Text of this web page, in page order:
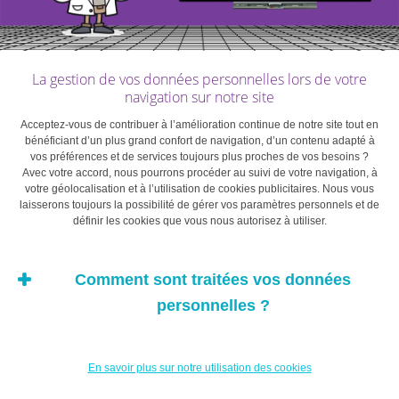
beaucoup trop grand ou un placement peu rentable,
simplement parce qu’ils y sont attachés. Même si une
réorganisation patrimoniale en fin de carrière peut être
judicieuse, l’affectif domine souvent la raison.
Solution: Pour éviter l’effet de dotation, considérez votre
patrimoine comme si ce n’était pas le vôtre. Prendriez-
vous les mêmes décisions financières si vous deviez
gérer ce patrimoine pour le compte d’un tiers?
Pour éviter l’effet de
dotation, considérez
votre patrimoine comme
La gestion de vos données personnelles lors de votre
navigation sur notre site
Acceptez-vous de contribuer à l’amélioration continue de notre site tout en
bénéficiant d’un plus grand confort de navigation, d’un contenu adapté à
vos préférences et de services toujours plus proches de vos besoins ?
Avec votre accord, nous pourrons procéder au suivi de votre navigation, à
votre géolocalisation et à l’utilisation de cookies publicitaires. Nous vous
laisserons toujours la possibilité de gérer vos paramètres personnels et de
définir les cookies que vous nous autorisez à utiliser.
Comment sont traitées vos données
personnelles ?
En savoir plus sur notre utilisation des cookies